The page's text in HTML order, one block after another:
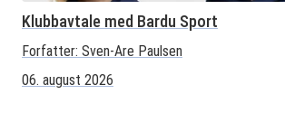
Klubbavtale med Bardu Sport
Forfatter: Sven-Are Paulsen
06. august 2026